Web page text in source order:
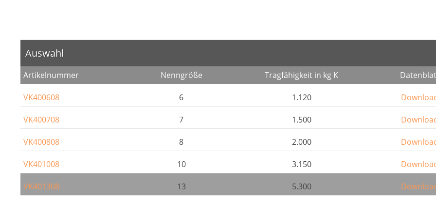
Auswahl
Artikelnummer Nenngröße Tragfähigkeit in kg K
VK400608 6 1.120
VK400708 7 1.500
VK400808 8 2.000
VK401008 10 3.150
VK401308 13 5.300